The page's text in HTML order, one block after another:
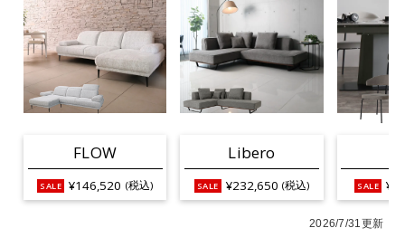
FLOW
¥146,520 (税込)
Libero
¥232,650 (税込)
2026/7/31更新